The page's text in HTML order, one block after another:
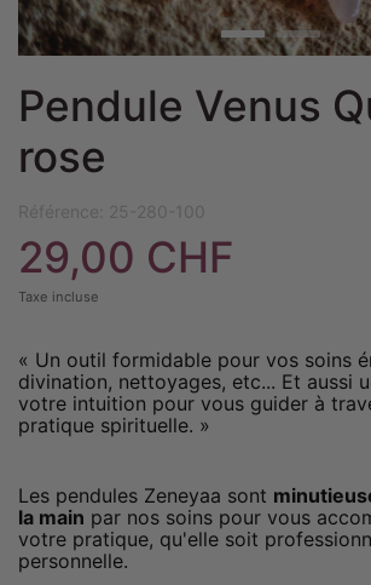
Pendule Venus
rose
Référence: 25-280-100
29,00 CHF
Taxe incluse
« Un outil formidable pour vos soins
divination, nettoyages, etc... Et aussi
votre intuition pour vous guider à
pratique spirituelle. »
Les pendules Zeneyaa sont
la main par nos soins pour vous
votre pratique, qu'elle soit
personnelle.